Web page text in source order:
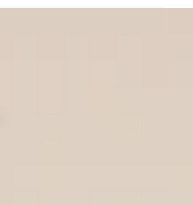
que ocurren dentro de las organizaciones que